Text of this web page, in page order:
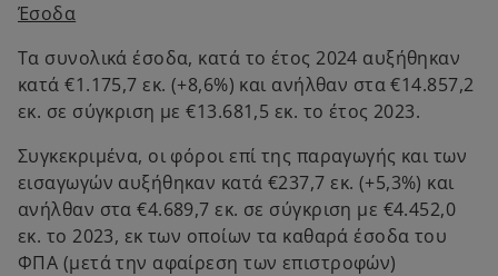
Έσοδα
Τα συνολικά έσοδα, κατά το έτος 2024 αυξήθηκαν
κατά €1.175,7 εκ. (+8,6%) και ανήλθαν στα €14.857,2
εκ. σε σύγκριση με €13.681,5 εκ. το έτος 2023.
Συγκεκριμένα, οι φόροι επί της παραγωγής και των
εισαγωγών αυξήθηκαν κατά €237,7 εκ. (+5,3%) και
ανήλθαν στα €4.689,7 εκ. σε σύγκριση με €4.452,0
εκ. το 2023, εκ των οποίων τα καθαρά έσοδα του
ΦΠΑ (μετά την αφαίρεση των επιστροφών)